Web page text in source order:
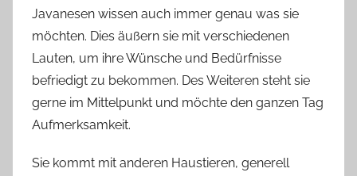
Javanesen wissen auch immer genau was sie
möchten. Dies äußern sie mit verschiedenen
Lauten, um ihre Wünsche und Bedürfnisse
befriedigt zu bekommen. Des Weiteren steht sie
gerne im Mittelpunkt und möchte den ganzen Tag
Aufmerksamkeit.
Sie kommt mit anderen Haustieren, generell